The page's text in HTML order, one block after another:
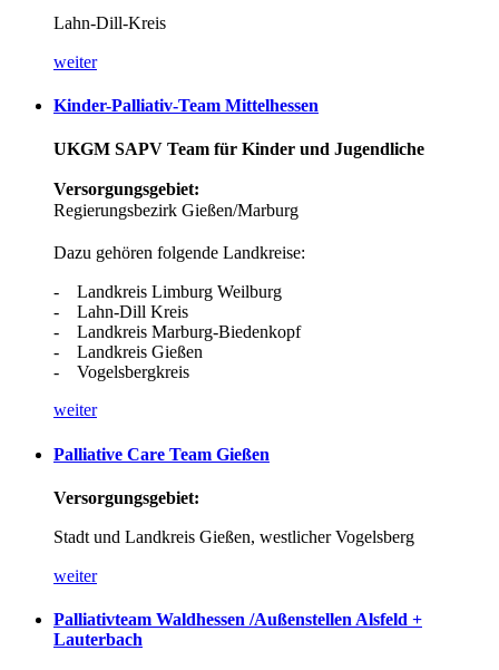
Lahn-Dill-Kreis
weiter
Kinder-Palliativ-Team Mittelhessen
UKGM SAPV Team für Kinder und Jugendliche
Versorgungsgebiet:
Regierungsbezirk Gießen/Marburg
Dazu gehören folgende Landkreise:
- Landkreis Limburg Weilburg
- Lahn-Dill Kreis
- Landkreis Marburg-Biedenkopf
- Landkreis Gießen
- Vogelsbergkreis
weiter
Palliative Care Team Gießen
Versorgungsgebiet:
Stadt und Landkreis Gießen, westlicher Vogelsberg
weiter
Palliativteam Waldhessen /Außenstellen Alsfeld +
Lauterbach